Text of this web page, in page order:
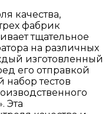
качества,
фабрик
тщательное
на различных
изготовленный
его отправкой
тестов
Эта